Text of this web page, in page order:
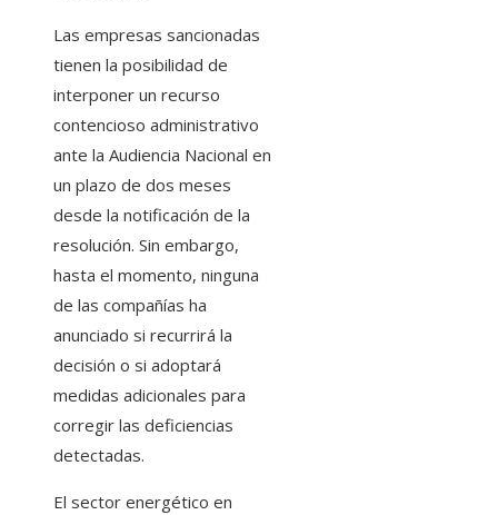
Las empresas sancionadas
tienen la posibilidad de
interponer un recurso
contencioso administrativo
ante la Audiencia Nacional en
un plazo de dos meses
desde la notificación de la
resolución. Sin embargo,
hasta el momento, ninguna
de las compañías ha
anunciado si recurrirá la
decisión o si adoptará
medidas adicionales para
corregir las deficiencias
detectadas.
El sector energético en